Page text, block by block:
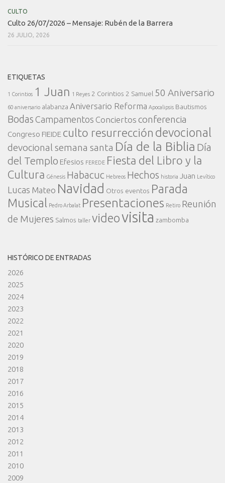
CULTO
Culto 26/07/2026 – Mensaje: Rubén de la Barrera
26 JULIO, 2026
ETIQUETAS
1 Corintios 1 Juan 1 Reyes 2 Corintios 2 Samuel 50 Aniversario
60 aniversario alabanza Aniversario Reforma Apocalipsis Bautismos
Bodas Campamentos Conciertos conferencia
Congreso FIEIDE culto resurrección devocional
devocional semana santa Día de la Biblia Día
del Templo Efesios FEREDE Fiesta del Libro y la
Cultura Génesis Habacuc Hebreos Hechos historia Juan Levítico
Lucas Mateo Navidad Otros eventos Parada
Musical
Pedro Arbalat Presentaciones Retiro Reunión
de Mujeres Salmos taller videovisita zambomba
HISTÓRICO DE ENTRADAS
2026
2025
2024
2023
2022
2021
2020
2019
2018
2017
2016
2015
2014
2013
2012
2011
2010
2009